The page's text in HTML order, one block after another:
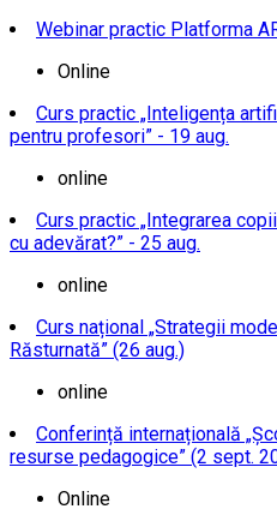
Webinar practic Platforma
Online
Curs practic „Inteligența
pentru profesori” - 19 aug.
online
Curs practic „Integrarea
cu adevărat?” - 25 aug.
online
Curs național „Strategii
Răsturnată” (26 aug.)
online
Conferință internațională
resurse pedagogice” (2 sept.
Online